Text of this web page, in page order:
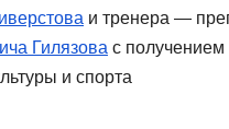
и тренера —
Гилязова с получением
и спорта